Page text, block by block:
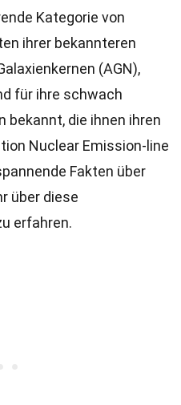
Kategorie von
ihrer bekannteren
(AGN),
für ihre schwach
bekannt, die ihnen ihren
Nuclear Emission-line
Fakten über
über diese
erfahren.